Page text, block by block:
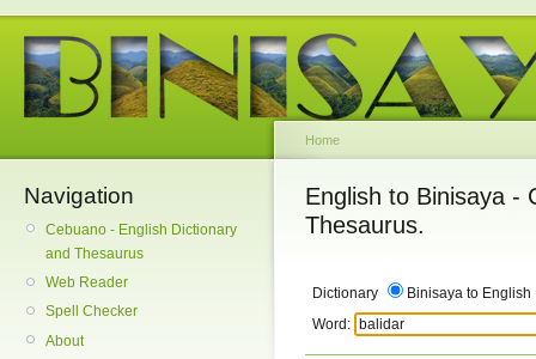
Navigation
Cebuano - English Dictionary
and Thesaurus
Web Reader
Spell Checker
About
Home
English to Binisaya -
Thesaurus.
Dictionary
Binisaya to English
Word: